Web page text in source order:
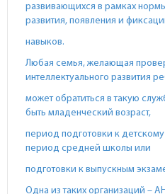
развивающихся в рамках
развития, появления и
навыков.
Любая семья, желающая
интеллектуального развития
может обратиться в такую
быть младенческий возраст,
период подготовки к
период средней школы или
подготовки к выпускным
Одна из таких организаций –